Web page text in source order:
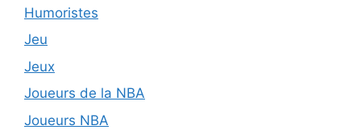
Humoristes
Jeu
Jeux
Joueurs de la NBA
Joueurs NBA